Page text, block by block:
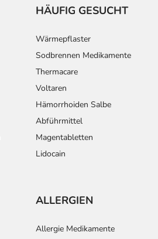
HÄUFIG GESUCHT
Wärmepflaster
Sodbrennen Medikamente
Thermacare
Voltaren
Hämorrhoiden Salbe
Abführmittel
Magentabletten
Lidocain
ALLERGIEN
Allergie Medikamente